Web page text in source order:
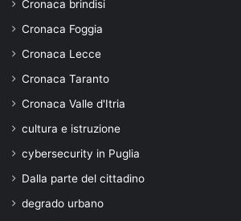
Cronaca brindisi
Cronaca Foggia
Cronaca Lecce
Cronaca Taranto
Cronaca Valle d'Itria
cultura e istruzione
cybersecurity in Puglia
Dalla parte del cittadino
degrado urbano